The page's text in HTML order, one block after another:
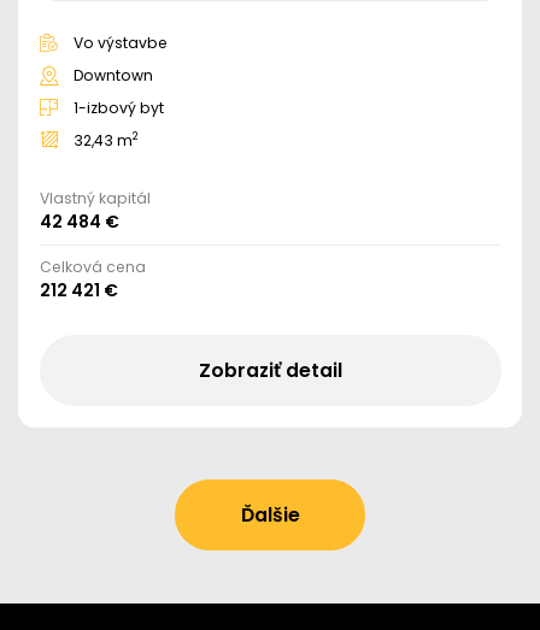
Vo výstavbe
Downtown
1-izbový byt
32,43 m2
Vlastný kapitál
42 484 €
Celková cena
212 421 €
Zobraziť detail
Ďalšie